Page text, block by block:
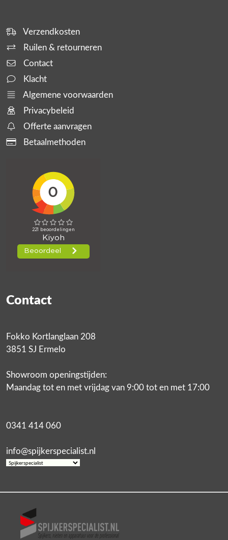
Verzendkosten
Ruilen & retourneren
Contact
Klacht
Algemene voorwaarden
Privacybeleid
Offerte aanvragen
Betaalmethoden
Contact
Fokko Kortlanglaan 208
3851 SJ Ermelo
Showroom openingstijden:
Maandag tot en met vrijdag van 9:00 tot en met 17:00
0341 414 060
info@spijkerspecialist.nl